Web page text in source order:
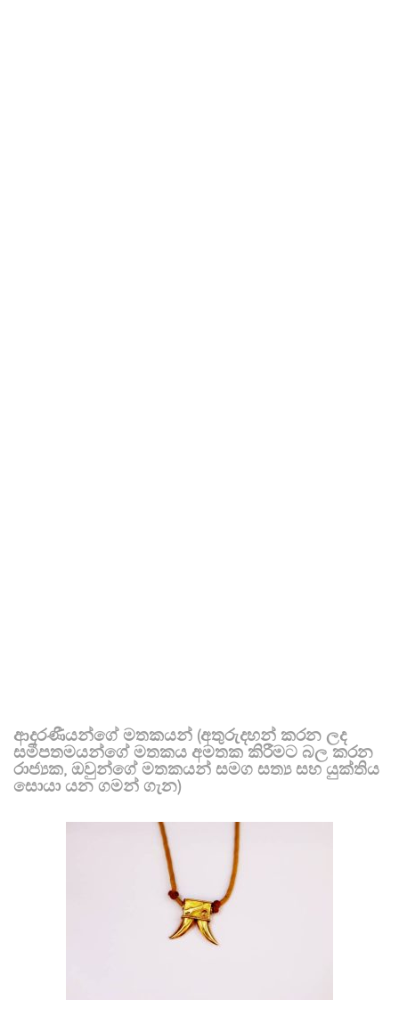
ආදරණීයන්ගේ මතකයන් (අතුරුදහන් කරන ලද
සමීපතමයන්ගේ මතකය අමතක කිරීමට බල කරන
රාජ්‍යක, ඔවුන්ගේ මතකයන් සමග සත්‍ය සහ යුක්තිය
සොයා යන ගමන් ගැන)